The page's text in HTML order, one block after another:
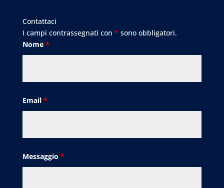
Contattaci
I campi contrassegnati con * sono obbligatori.
Nome *
Email *
Messaggio *